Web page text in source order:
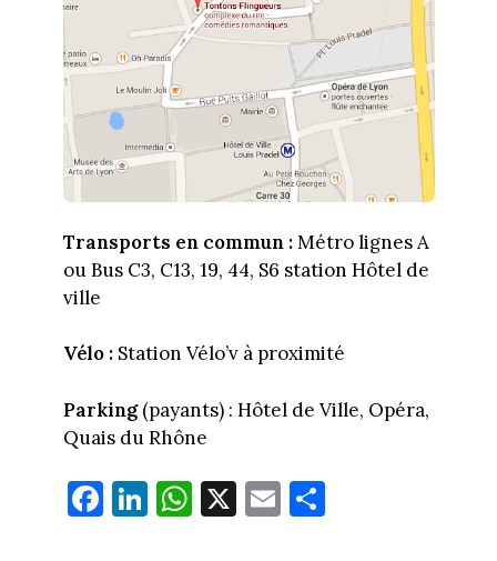
Transports en commun :Métro lignes A
ou Bus C3, C13, 19, 44, S6 station Hôtel de
ville
Vélo :Station Vélo’v à proximité
Parking(payants) : Hôtel de Ville, Opéra,
Quais du Rhône
Fa
ce
Li
nk
W
ha
X E
m
Pa
rt